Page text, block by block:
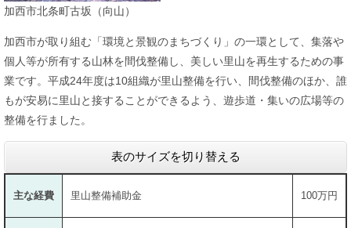
加西市北条町古坂（向山）
加西市が取り組む「環境と景観のまちづくり」の一環として、集落や
個人等が所有する山林を間伐整備し、美しい里山を再生するための事
業です。平成24年度は10組織が里山整備を行い、間伐整備のほか、誰
もが安易に里山と接することができるよう、遊歩道・集いの広場等の
整備を行ました。
表のサイズを切り替える
主な経費 里山整備補助金 100万円